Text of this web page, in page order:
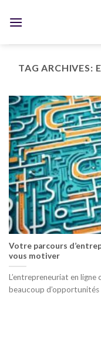
TAG ARCHIVES:
Votre parcours
vous motiver
L’entrepreneuriat en
beaucoup d’opportunités